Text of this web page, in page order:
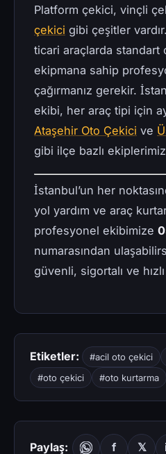
Platform çekici, vinçli
çekici gibi çeşitler
ticari araçlarda
ekipmana sahip
çağırmanız gerekir.
ekibi, her araç tipi için
Ataşehir Oto Çekici ve
gibi ilçe bazlı
İstanbul’un her
yol yardım ve araç
profesyonel ekibimize
numarasından
güvenli, sigortalı ve
Etiketler: #acil oto çekici
#oto çekici
#oto kurtarma
Paylaş: f 𝕏